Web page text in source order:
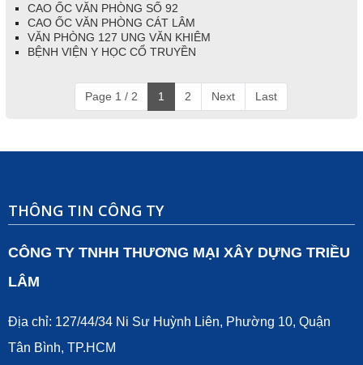
CAO ỐC VĂN PHÒNG SỐ 92
CAO ỐC VĂN PHÒNG CÁT LÂM
VĂN PHÒNG 127 UNG VĂN KHIÊM
BỆNH VIỆN Y HỌC CỔ TRUYỀN
Page 1 / 2 1 2 Next Last
THÔNG TIN CÔNG TY
CÔNG TY TNHH THƯƠNG MẠI XÂY DỰNG TRIỀU
LÂM
Địa chỉ: 127/44/34 Ni Sư Huỳnh Liên, Phường 10, Quận
Tân Bình, TP.HCM